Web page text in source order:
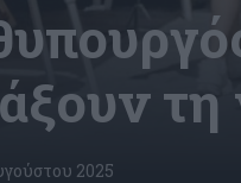
2025